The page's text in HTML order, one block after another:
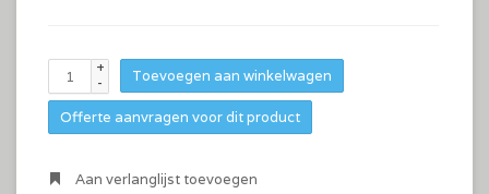
+
-
Toevoegen aan winkelwagen
Offerte aanvragen voor dit product
Aan verlanglijst toevoegen